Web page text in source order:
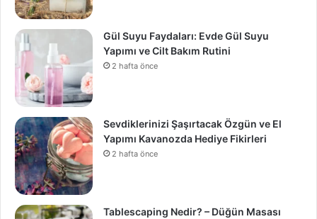
Gül Suyu Faydaları: Evde Gül Suyu
Yapımı ve Cilt Bakım Rutini
2 hafta önce
Sevdiklerinizi Şaşırtacak Özgün ve El
Yapımı Kavanozda Hediye Fikirleri
2 hafta önce
Tablescaping Nedir? – Düğün Masası